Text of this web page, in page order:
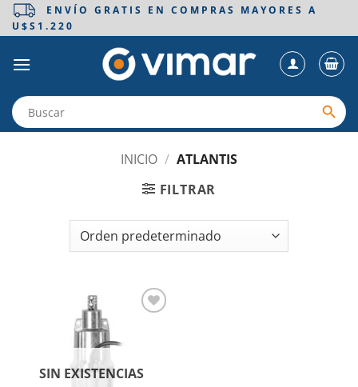
Saltar
ENVÍO GRATIS EN COMPRAS MAYORES A
U$S1.220
INICIO / ATLANTIS
FILTRAR
SIN EXISTENCIAS